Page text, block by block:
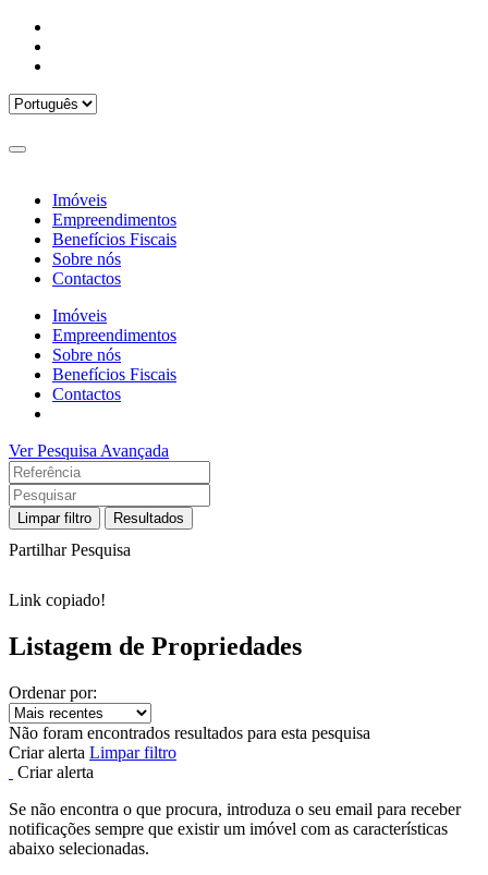
Imóveis
Empreendimentos
Benefícios Fiscais
Sobre nós
Contactos
Imóveis
Empreendimentos
Sobre nós
Benefícios Fiscais
Contactos
Ver Pesquisa Avançada
Limpar filtro Resultados
Partilhar Pesquisa
Link copiado!
Listagem de Propriedades
Ordenar por:
Não foram encontrados resultados para esta pesquisa
Criar alerta Limpar filtro
Criar alerta
Se não encontra o que procura, introduza o seu email para receber
notificações sempre que existir um imóvel com as características
abaixo selecionadas.